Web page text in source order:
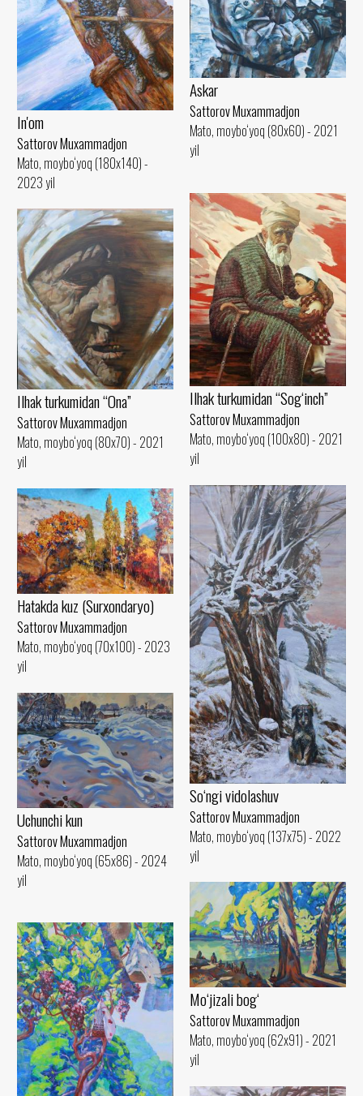
In'om
Sattorov Muxammadjon
Mato, moybo‘yoq (180x140) -
2023 yil
Askar
Sattorov Muxammadjon
Mato, moybo‘yoq (80x60) - 2021
yil
Ilhak turkumidan “Sog‘inch”
Sattorov Muxammadjon
Mato, moybo‘yoq (100x80) - 2021
yil
Ilhak turkumidan “Ona”
Sattorov Muxammadjon
Mato, moybo‘yoq (80x70) - 2021
yil
So‘ngi vidolashuv
Sattorov Muxammadjon
Mato, moybo‘yoq (137x75) - 2022
yil
Hatakda kuz (Surxondaryo)
Sattorov Muxammadjon
Mato, moybo‘yoq (70x100) - 2023
yil
Uchunchi kun
Sattorov Muxammadjon
Mato, moybo‘yoq (65x86) - 2024
yil
Mo‘jizali bog‘
Sattorov Muxammadjon
Mato, moybo‘yoq (62x91) - 2021
yil